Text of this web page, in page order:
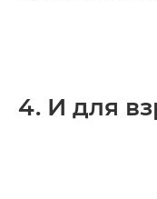
4. И для